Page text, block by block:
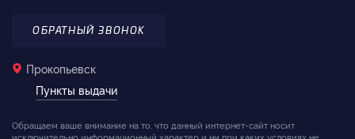
ОБРАТНЫЙ ЗВОНОК
Прокопьевск
Пункты выдачи
Обращаем ваше внимание на то, что данный интернет-сайт носит